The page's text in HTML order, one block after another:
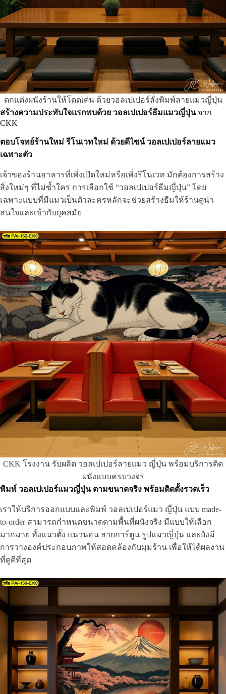
ตกแต่งผนังร้านให้โดดเด่น ด้วยวอลเปเปอร์สั่งพิมพ์ลายแมวญี่ปุ่น
สร้างความประทับใจแรกพบด้วย วอลเปเปอร์ธีมแมวญี่ปุ่นจาก
CKK
ตอบโจทย์ร้านใหม่ รีโนเวทใหม่ ด้วยดีไซน์ วอลเปเปอร์ลายแมว
เฉพาะตัว
เจ้าของร้านอาหารที่เพิ่งเปิดใหม่หรือเพิ่งรีโนเวท มักต้องการสร้าง
สิ่งใหม่ๆ ที่ไม่ซ้ำใคร การเลือกใช้ “วอลเปเปอร์ธีมญี่ปุ่น” โดย
เฉพาะแบบที่มีแมวเป็นตัวละครหลักจะช่วยสร้างธีมให้ร้านดูน่า
สนใจและเข้ากับยุคสมัย
CKK โรงงาน รับผลิต วอลเปเปอร์ลายแมว ญี่ปุ่น พร้อมบริการติด
ผนังแบบครบวงจร
พิมพ์ วอลเปเปอร์แมวญี่ปุ่น ตามขนาดจริง พร้อมติดตั้งรวดเร็ว
เราให้บริการออกแบบและพิมพ์ วอลเปเปอร์แมว ญี่ปุ่น แบบ made-
to-order สามารถกำหนดขนาดตามพื้นที่ผนังจริง มีแบบให้เลือก
มากมาย ทั้งแนวตั้ง แนวนอน ลายการ์ตูน รูปแมวญี่ปุ่น และยังมี
การวางองค์ประกอบภาพให้สอดคล้องกับมุมร้าน เพื่อให้ได้ผลงาน
ที่ดูดีที่สุด